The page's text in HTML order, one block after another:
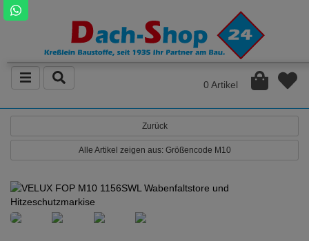
0 Artikel
Zurück
Alle Artikel zeigen aus: Größencode M10